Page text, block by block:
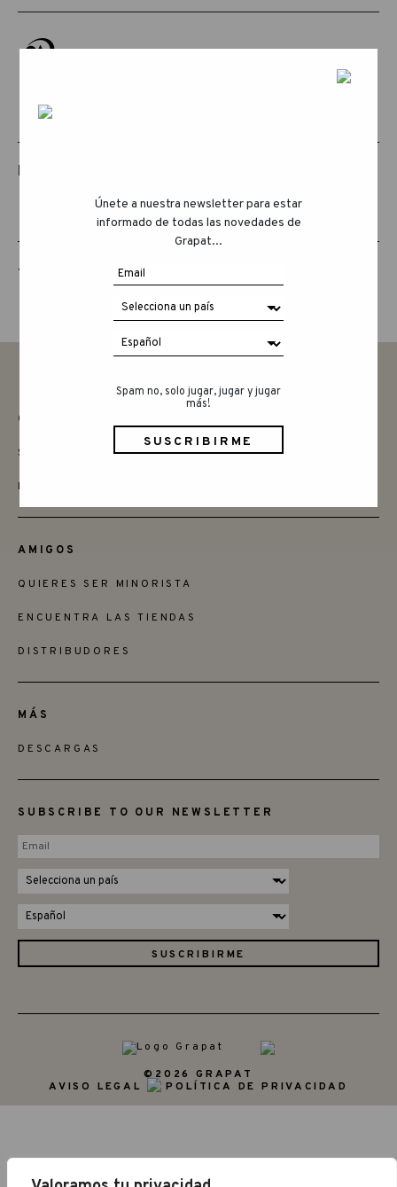
PRODUCTOS RELACIONADOS
THE ANIMAL CREW
Únete a nuestra newsletter para estar
informado de todas las novedades de
Grapat...
Spam no, solo jugar, jugar y jugar
más!
CONTACTAR
SAY HELLO
INSTAGRAM
AMIGOS
QUIERES SER MINORISTA
ENCUENTRA LAS TIENDAS
DISTRIBUDORES
MÁS
DESCARGAS
SUBSCRIBE TO OUR NEWSLETTER
©2026 GRAPAT
AVISO LEGAL
POLÍTICA DE PRIVACIDAD